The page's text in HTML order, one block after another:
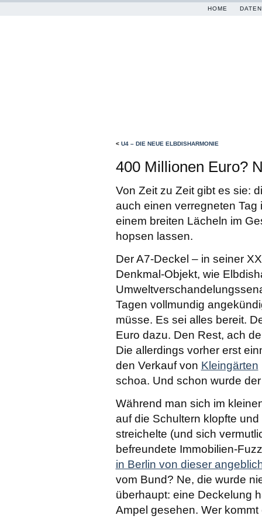
HOME
< U4 – DIE NEUE ELBDISHARMONIE
400 Millionen Euro?
Von Zeit zu Zeit gibt es sie:
auch einen verregneten
einem breiten Lächeln im
hopsen lassen.
Der A7-Deckel – in seiner
Denkmal-Objekt, wie
Tagen vollmundig
müsse. Es sei alles bereit.
Euro dazu. Den Rest, ach
Die allerdings vorher erst
den Verkauf von Kleingärten
schoa. Und schon wurde
Während man sich im
auf die Schultern klopfte
streichelte (und sich
befreundete Immobilien-
in Berlin von dieser
vom Bund? Ne, die wurde
überhaupt: eine Deckelung
Ampel gesehen. Wer